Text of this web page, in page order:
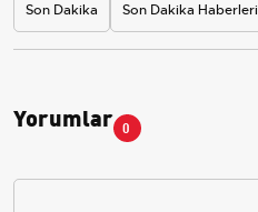
Son Dakika Son Dakika Haberleri
Yorumlar 0